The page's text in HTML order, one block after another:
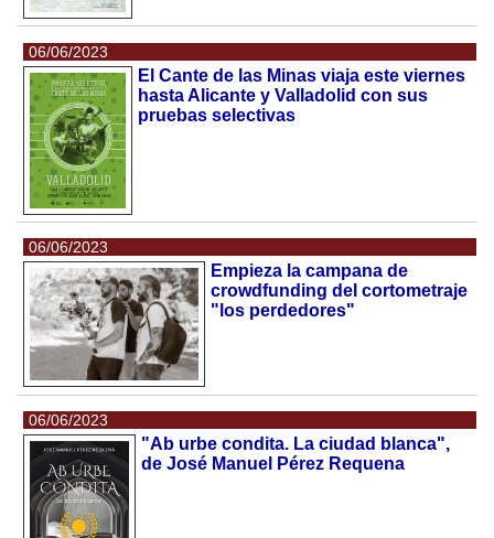
06/06/2023
El Cante de las Minas viaja este viernes
hasta Alicante y Valladolid con sus
pruebas selectivas
06/06/2023
Empieza la campana de
crowdfunding del cortometraje
"los perdedores"
06/06/2023
"Ab urbe condita. La ciudad blanca",
de José Manuel Pérez Requena